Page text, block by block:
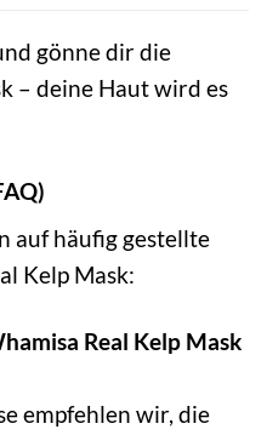
gönne dir die
– deine Haut wird es
auf häufig gestellte
Kelp Mask:
Real Kelp Mask
empfehlen wir, die